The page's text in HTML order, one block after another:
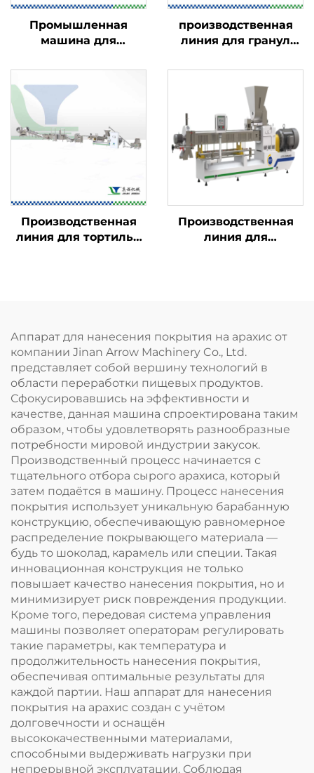
Промышленная
машина для
пищевых продуктов
производственная
линия для гранул
формате
Производственная
линия для тортильи
Производственная
линия для
Аппарат для нанесения покрытия на арахис от
компании Jinan Arrow Machinery Co., Ltd.
представляет собой вершину технологий в
области переработки пищевых продуктов.
Сфокусировавшись на эффективности и
качестве, данная машина спроектирована таким
образом, чтобы удовлетворять разнообразные
потребности мировой индустрии закусок.
Производственный процесс начинается с
тщательного отбора сырого арахиса, который
затем подаётся в машину. Процесс нанесения
покрытия использует уникальную барабанную
конструкцию, обеспечивающую равномерное
распределение покрывающего материала —
будь то шоколад, карамель или специи. Такая
инновационная конструкция не только
повышает качество нанесения покрытия, но и
минимизирует риск повреждения продукции.
Кроме того, передовая система управления
машины позволяет операторам регулировать
такие параметры, как температура и
продолжительность нанесения покрытия,
обеспечивая оптимальные результаты для
каждой партии. Наш аппарат для нанесения
покрытия на арахис создан с учётом
долговечности и оснащён
высококачественными материалами,
способными выдерживать нагрузки при
непрерывной эксплуатации. Соблюдая